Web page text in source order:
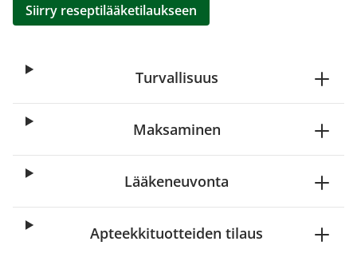
Siirry reseptilääketilaukseen
Turvallisuus
Maksaminen
Lääkeneuvonta
Apteekkituotteiden tilaus